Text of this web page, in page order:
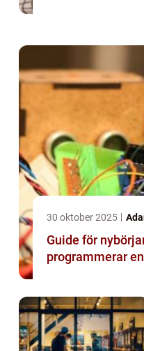
30 oktober 2025
Guide för
programmerar